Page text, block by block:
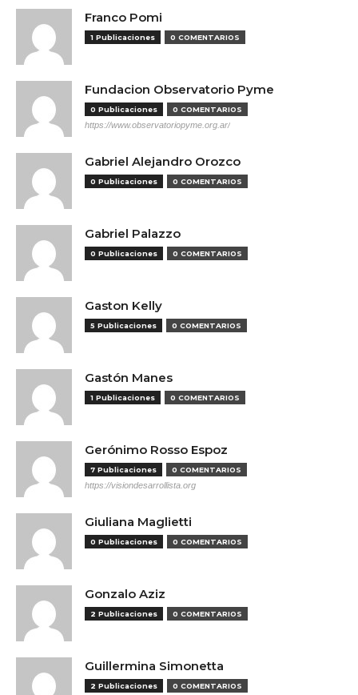
Franco Pomi
1 Publicaciones 0 COMENTARIOS
Fundacion Observatorio Pyme
0 Publicaciones 0 COMENTARIOS
https://www.observatoriopyme.org.ar/
Gabriel Alejandro Orozco
0 Publicaciones 0 COMENTARIOS
Gabriel Palazzo
0 Publicaciones 0 COMENTARIOS
Gaston Kelly
5 Publicaciones 0 COMENTARIOS
Gastón Manes
1 Publicaciones 0 COMENTARIOS
Gerónimo Rosso Espoz
7 Publicaciones 0 COMENTARIOS
https://visiondesarrollista.org
Giuliana Maglietti
0 Publicaciones 0 COMENTARIOS
Gonzalo Aziz
2 Publicaciones 0 COMENTARIOS
Guillermina Simonetta
2 Publicaciones 0 COMENTARIOS